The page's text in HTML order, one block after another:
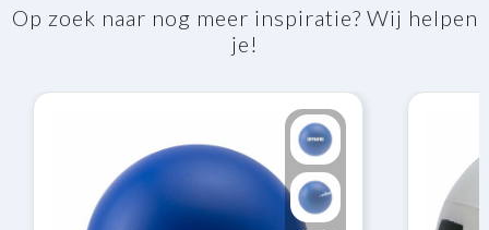
Op zoek naar nog meer inspiratie? Wij helpen
je!